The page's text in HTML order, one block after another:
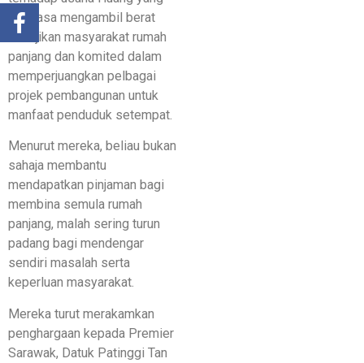
sentiasa mengambil berat
kebajikan masyarakat rumah
panjang dan komited dalam
memperjuangkan pelbagai
projek pembangunan untuk
manfaat penduduk setempat.
Menurut mereka, beliau bukan
sahaja membantu
mendapatkan pinjaman bagi
membina semula rumah
panjang, malah sering turun
padang bagi mendengar
sendiri masalah serta
keperluan masyarakat.
Mereka turut merakamkan
penghargaan kepada Premier
Sarawak, Datuk Patinggi Tan